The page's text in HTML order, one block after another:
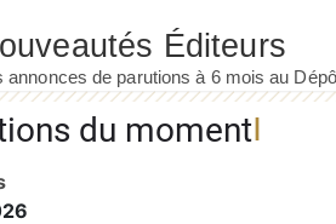
du moment